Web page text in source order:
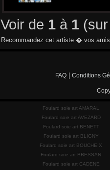
Voir de 1 à 1
Recommandez cet artiste � vos
FAQ Conditions
Foulard soie art AMARAL
Foulard soie art AVEZARD
Foulard soie art BENETT
Foulard soie art BLIGNY
Foulard soie art BOUCHEIX
Foulard soie art BRESSAN
Foulard soie art CADENE